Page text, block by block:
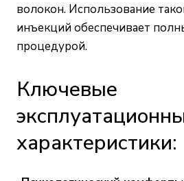
волокон. Использование
инъекций обеспечивает
процедурой.
Ключевые
характеристики: